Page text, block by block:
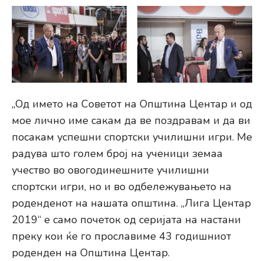
„Од името на Советот на Општина Центар и од
мое лично име сакам да ве поздравам и да ви
посакам успешни спортски училишни игри. Ме
радува што голем број на ученици земаа
учество во овогодинешните училишни
спортски игри, но и во одбележувањето на
роденденот на нашата општина. „Лига Центар
2019“ е само почеток од серијата на настани
преку кои ќе го прославиме 43 годишниот
роденден на Општина Центар.